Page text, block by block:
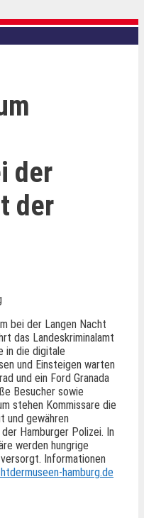
der
der
bei der Langen Nacht
das Landeskriminalamt
in die digitale
und Einsteigen warten
und ein Ford Granada
Besucher sowie
stehen Kommissare die
und gewähren
Hamburger Polizei. In
werden hungrige
Informationen
hamburg.de